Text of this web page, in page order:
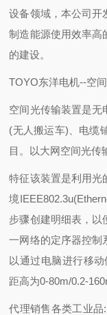
设备领域，本公司开
制造能源使用效率高
的建设。
TOYO东洋电机--空
空间光传输装置是无
(无人搬运车)、电缆
目。以大网空间光传
特征该装置是利用光
境
步骤创建明细表，以
一网络的定序器控制
以通过电脑进行移
距高为0-80m/0.2-
代理销售各类工业品